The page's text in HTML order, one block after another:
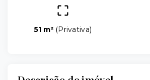
51 m² (Privativa)